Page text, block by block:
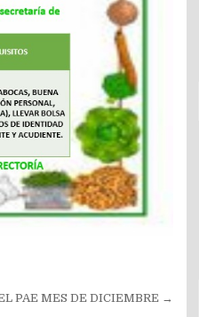
PAE MES DE DICIEMBRE →